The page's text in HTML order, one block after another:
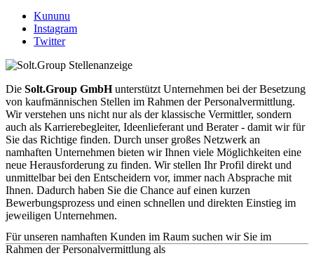
Kununu
Instagram
Twitter
Die Solt.Group GmbHunterstützt Unternehmen bei der Besetzung
von kaufmännischen Stellen im Rahmen der Personalvermittlung.
Wir verstehen uns nicht nur als der klassische Vermittler, sondern
auch als Karrierebegleiter, Ideenlieferant und Berater - damit wir für
Sie das Richtige finden. Durch unser großes Netzwerk an
namhaften Unternehmen bieten wir Ihnen viele Möglichkeiten eine
neue Herausforderung zu finden. Wir stellen Ihr Profil direkt und
unmittelbar bei den Entscheidern vor, immer nach Absprache mit
Ihnen. Dadurch haben Sie die Chance auf einen kurzen
Bewerbungsprozess und einen schnellen und direkten Einstieg im
jeweiligen Unternehmen.
Für unseren namhaften Kunden im Raum suchen wir Sie im
Rahmen der Personalvermittlung als